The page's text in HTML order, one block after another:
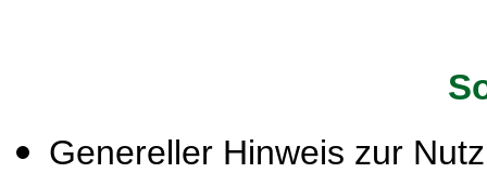
Genereller Hinweis zur